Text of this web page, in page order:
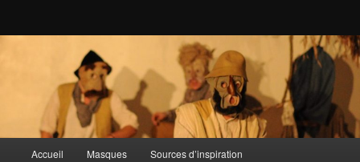
Accueil Masques Sources d’inspiration